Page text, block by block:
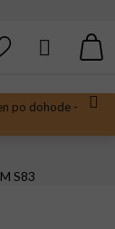
po dohode -
Hľadať
S83